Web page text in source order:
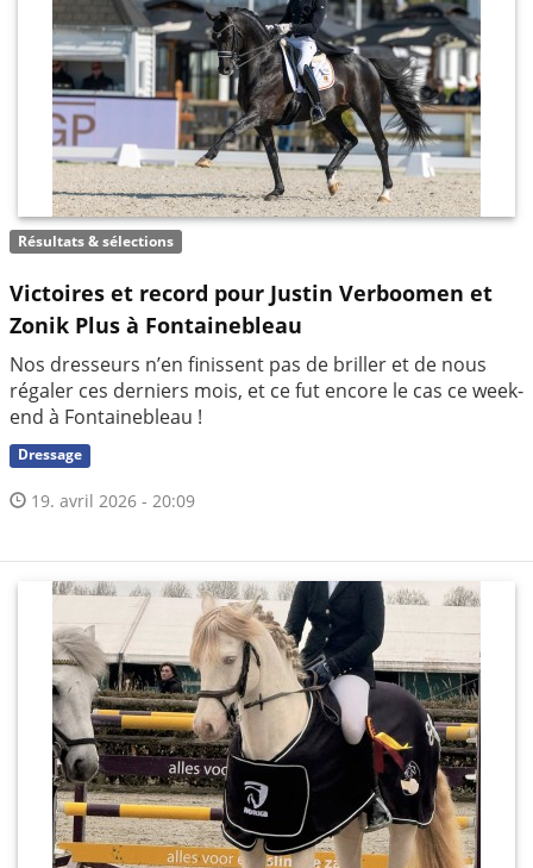
Résultats & sélections
Victoires et record pour Justin Verboomen et
Zonik Plus à Fontainebleau
Nos dresseurs n’en finissent pas de briller et de nous
régaler ces derniers mois, et ce fut encore le cas ce week-
end à Fontainebleau !
Dressage
19. avril 2026 - 20:09